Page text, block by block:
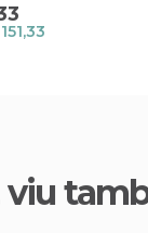
viu